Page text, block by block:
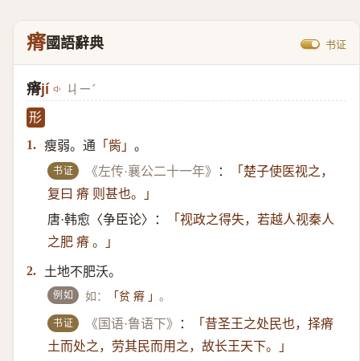
瘠國語辭典 书证
瘠jí ㄐㄧˊ
形
1. 瘦弱。通 「胔」 。
书证 《左传·襄公二十一年》 ：
「楚子使医视之，
复曰 瘠 则甚也。」
唐·韩愈〈争臣论〉：
「视政之得失，若越人视秦人
之肥 瘠 。」
2. 土地不肥沃。
例如 如： 「贫 瘠 」。
书证 《国语·鲁语下》 ：
「昔圣王之处民也，择瘠
土而处之，劳其民而用之，故长王天下。」